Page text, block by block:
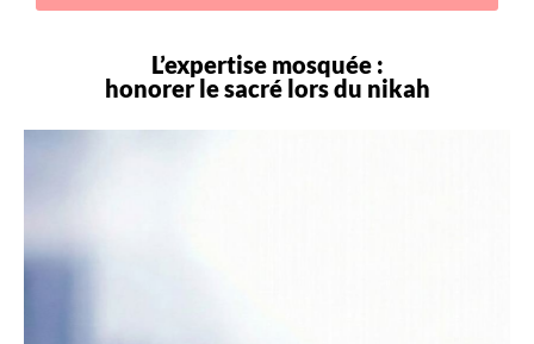
L’expertise mosquée :
honorer le sacré lors du nikah